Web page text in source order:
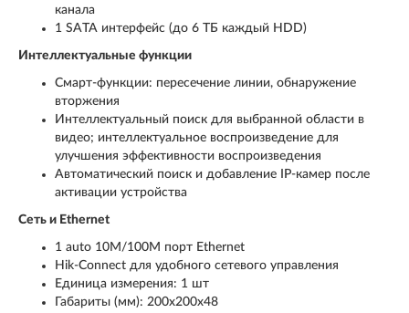
канала
1 SATA интерфейс (до 6 TБ каждый HDD)
Интеллектуальные функции
Смарт-функции: пересечение линии, обнаружение
вторжения
Интеллектуальный поиск для выбранной области в
видео; интеллектуальное воспроизведение для
улучшения эффективности воспроизведения
Автоматический поиск и добавление IP-камер после
активации устройства
Сеть и Ethernet
1 auto 10M/100M порт Ethernet
Hik-Connect для удобного сетевого управления
Единица измерения: 1 шт
Габариты (мм): 200x200x48